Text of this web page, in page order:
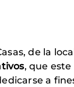
de la
, que este
a